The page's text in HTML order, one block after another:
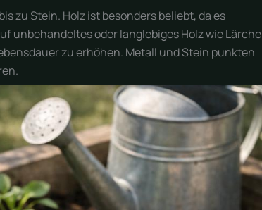
zu Stein. Holz ist besonders beliebt, da es
unbehandeltes oder langlebiges Holz wie Lärche
zu erhöhen. Metall und Stein punkten